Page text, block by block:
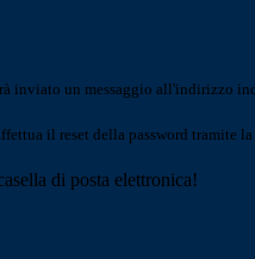
inviato un messaggio all'indirizzo
il reset della password tramite la
di posta elettronica!